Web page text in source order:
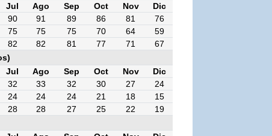
Jul Ago Sep Oct Nov
Dic
90 91 89 86 81
76
75 75 75 70 64
59
82 82 81 77 71
67
Jul Ago Sep Oct Nov
Dic
32 33 32 30 27
24
24 24 24 21 18
15
28 28 27 25 22
19